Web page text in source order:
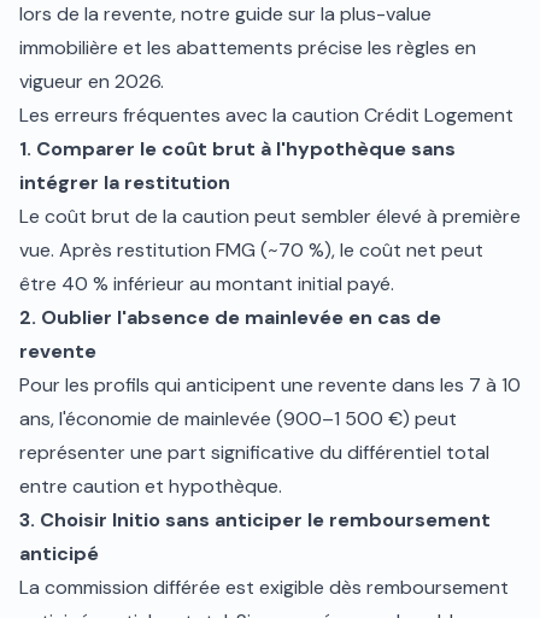
lors de la revente, notre guide sur la plus-value
immobilière et les abattements précise les règles en
vigueur en 2026.
Les erreurs fréquentes avec la caution Crédit Logement
1. Comparer le coût brut à l'hypothèque sans
intégrer la restitution
Le coût brut de la caution peut sembler élevé à première
vue. Après restitution FMG (~70 %), le coût net peut
être 40 % inférieur au montant initial payé.
2. Oublier l'absence de mainlevée en cas de
revente
Pour les profils qui anticipent une revente dans les 7 à 10
ans, l'économie de mainlevée (900–1 500 €) peut
représenter une part significative du différentiel total
entre caution et hypothèque.
3. Choisir Initio sans anticiper le remboursement
anticipé
La commission différée est exigible dès remboursement